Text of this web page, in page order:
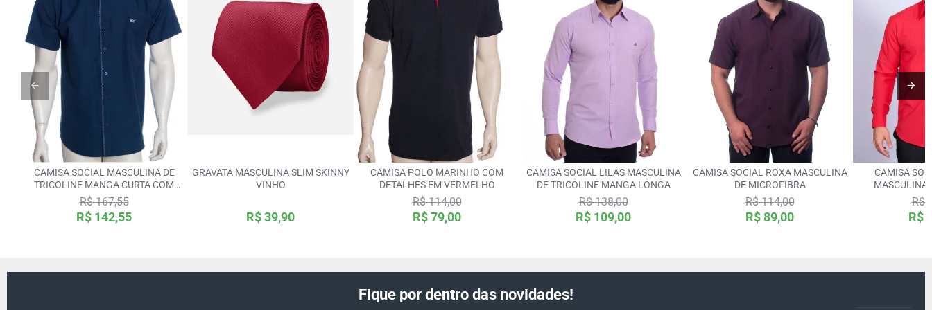
CAMISA SOCIAL MASCULINA DE
TRICOLINE MANGA CURTA COM
DETALHE NA FRENTE, MARINHO
R$ 142,55
R$ 167,55
GRAVATA MASCULINA SLIM SKINNY
VINHO
R$ 39,90
CAMISA POLO MARINHO COM
DETALHES EM VERMELHO
R$ 79,00
R$ 114,00
CAMISA SOCIAL LILÁS MASCULINA
DE TRICOLINE MANGA LONGA
R$ 109,00
R$ 138,00
CAMISA SOCIAL ROXA MASCULINA
DE MICROFIBRA
R$ 89,00
R$ 114,00
CAMISA
MASCULINA
R$
R$
Fique por dentro das novidades!